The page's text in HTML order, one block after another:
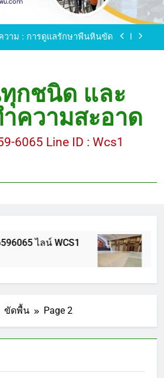
ทร.0616596065 ไลน์ WCS1
วาม : การดูแลรักษาพื้นหินขัด
หินขัด อบต.แหลมบัวนครปฐม
ทร.0616596065 ไลน์ WCS1
วาม : การดูแลรักษาพื้นหินขัด
กชนิด และ
ความสะอาด
6065 Line ID : Wcs1
ไลน์ WCS1 บทค
ขัดพื้น Page 2